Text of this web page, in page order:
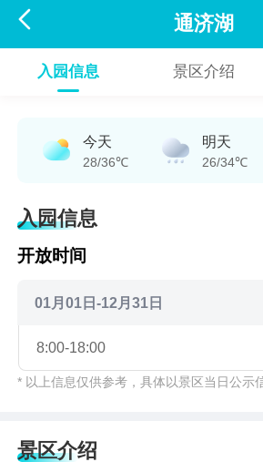
 通济湖
入园信息 景区介绍
今天
28/36℃
明天
26/34℃
入园信息
开放时间
01月01日-12月31日
8:00-18:00
* 以上信息仅供参考，具体以景区当日公示
景区介绍